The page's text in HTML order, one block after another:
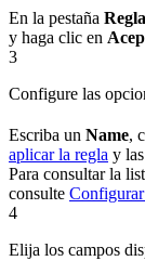
En la pestaña
y haga clic en
3
Configure las
Escriba un Name,
aplicar la regla y las
Para consultar la
consulte
4
Elija los campos